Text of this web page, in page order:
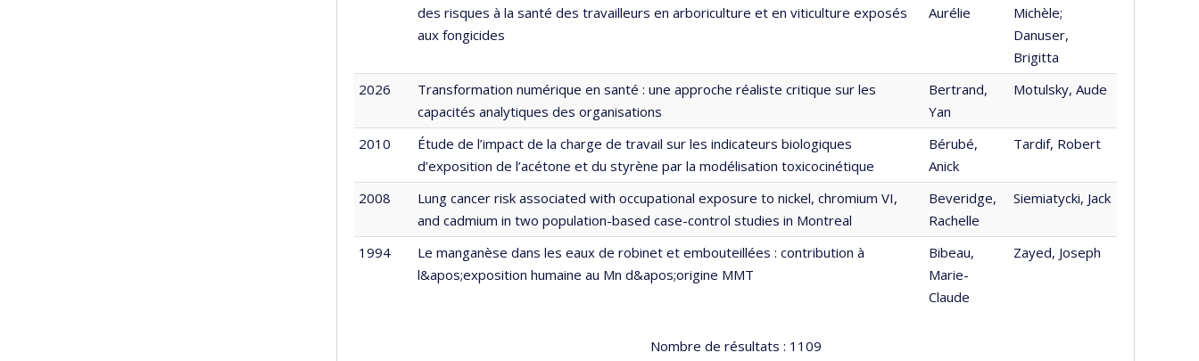
des risques à la santé des travailleurs en arboriculture et en viticulture exposés
aux fongicides
Aurélie
Michèle;
Danuser,
Brigitta
2026
Transformation numérique en santé : une approche réaliste critique sur les
capacités analytiques des organisations
Bertrand,
Yan
Motulsky, Aude
2010
Étude de l’impact de la charge de travail sur les indicateurs biologiques
d’exposition de l’acétone et du styrène par la modélisation toxicocinétique
Bérubé,
Anick
Tardif, Robert
2008
Lung cancer risk associated with occupational exposure to nickel, chromium VI,
and cadmium in two population-based case-control studies in Montreal
Beveridge,
Rachelle
Siemiatycki, Jack
1994
Le manganèse dans les eaux de robinet et embouteillées : contribution à
l&apos;exposition humaine au Mn d&apos;origine MMT
Bibeau,
Marie-
Claude
Zayed, Joseph
Nombre de résultats : 1109